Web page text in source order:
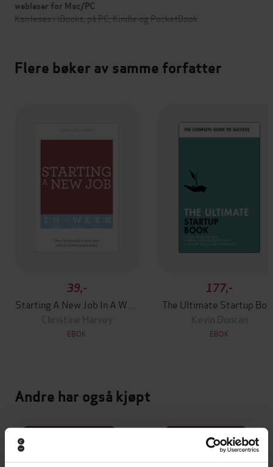
webleser for Mac/PC
Kan leses i iBooks, på PC, Kindle og PocketBook
Flere bøker av samme forfatter
39,-
Christine Harvey
EBOK
177,-
The Ultimate Startup
Kevin Duncan
EBOK
Andre har også kjøpt
Første gang på tilbud